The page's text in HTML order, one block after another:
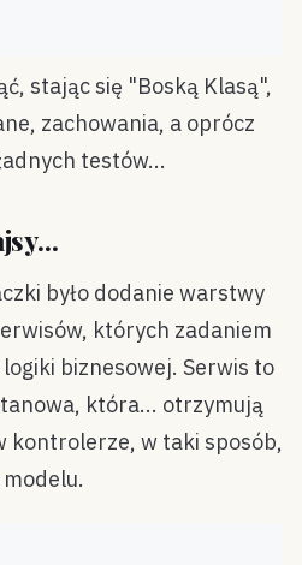
stając się "Boską Klasą",
zachowania, a oprócz
testów...
było dodanie warstwy
których zadaniem
biznesowej. Serwis to
która... otrzymują
kontrolerze, w taki sposób,